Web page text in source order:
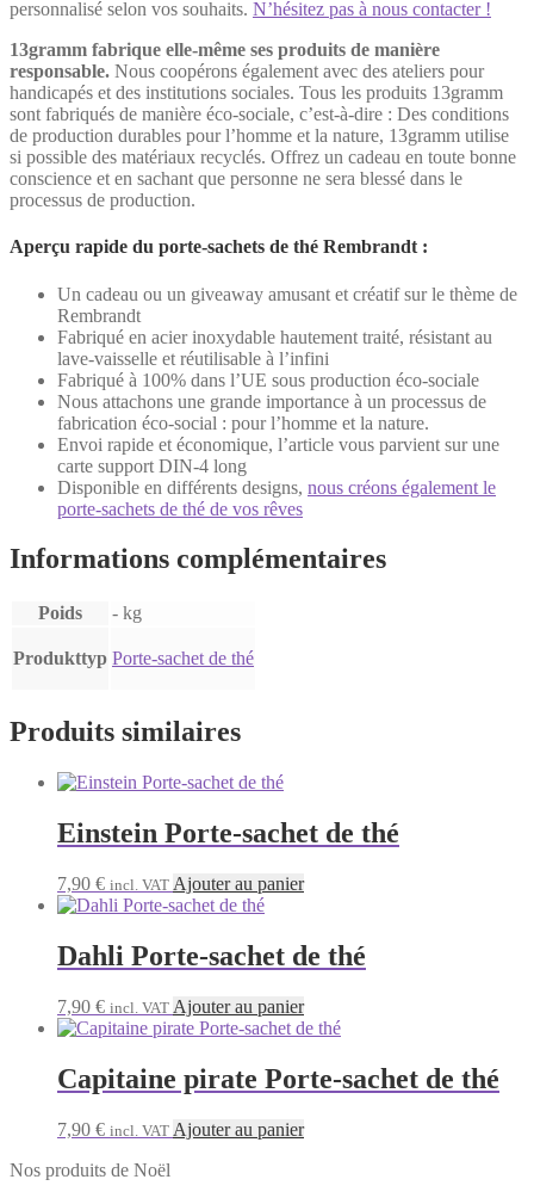
personnalisé selon vos souhaits. N’hésitez pas à nous contacter !
13gramm fabrique elle-même ses produits de manière
responsable. Nous coopérons également avec des ateliers pour
handicapés et des institutions sociales. Tous les produits 13gramm
sont fabriqués de manière éco-sociale, c’est-à-dire : Des conditions
de production durables pour l’homme et la nature, 13gramm utilise
si possible des matériaux recyclés. Offrez un cadeau en toute bonne
conscience et en sachant que personne ne sera blessé dans le
processus de production.
Aperçu rapide du porte-sachets de thé Rembrandt :
Un cadeau ou un giveaway amusant et créatif sur le thème de
Rembrandt
Fabriqué en acier inoxydable hautement traité, résistant au
lave-vaisselle et réutilisable à l’infini
Fabriqué à 100% dans l’UE sous production éco-sociale
Nous attachons une grande importance à un processus de
fabrication éco-social : pour l’homme et la nature.
Envoi rapide et économique, l’article vous parvient sur une
carte support DIN-4 long
Disponible en différents designs, nous créons également le
porte-sachets de thé de vos rêves
Informations complémentaires
Poids - kg
Produkttyp Porte-sachet de thé
Produits similaires
Einstein Porte-sachet de thé
7,90 € incl. VAT Ajouter au panier
Dahli Porte-sachet de thé
7,90 € incl. VAT Ajouter au panier
Capitaine pirate Porte-sachet de thé
7,90 € incl. VAT Ajouter au panier
Nos produits de Noël